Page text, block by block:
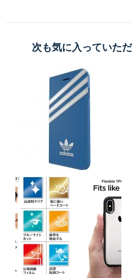
次も気に入っていた